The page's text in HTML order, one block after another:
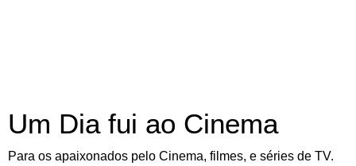
Um Dia fui ao Cinema
Para os apaixonados pelo Cinema, filmes, e séries de TV.